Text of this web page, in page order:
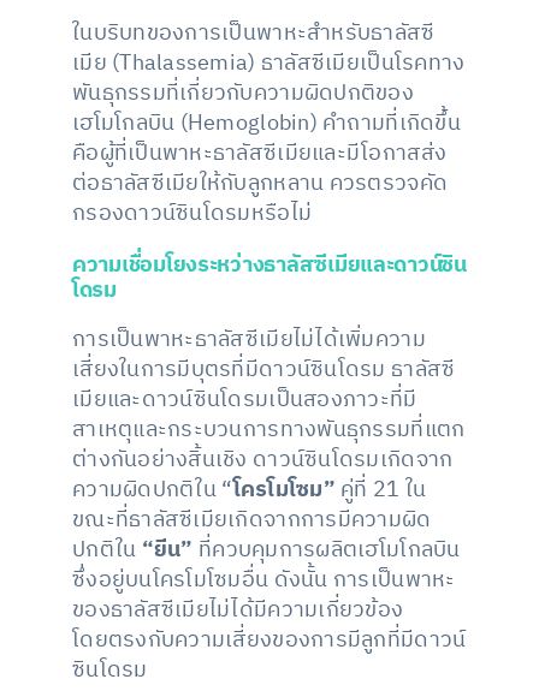
ในบริบทของการเป็นพาหะสำหรับธาลัสซี
เมีย (Thalassemia) ธาลัสซีเมียเป็นโรคทาง
พันธุกรรมที่เกี่ยวกับความผิดปกติของ
เฮโมโกลบิน (Hemoglobin) คำถามที่เกิดขึ้น
คือผู้ที่เป็นพาหะธาลัสซีเมียและมีโอกาสส่ง
ต่อธาลัสซีเมียให้กับลูกหลาน ควรตรวจคัด
กรองดาวน์ซินโดรมหรือไม่
ความเชื่อมโยงระหว่างธาลัสซีเมียและดาวน์ซิน
โดรม
การเป็นพาหะธาลัสซีเมียไม่ได้เพิ่มความ
เสี่ยงในการมีบุตรที่มีดาวน์ซินโดรม ธาลัสซี
เมียและดาวน์ซินโดรมเป็นสองภาวะที่มี
สาเหตุและกระบวนการทางพันธุกรรมที่แตก
ต่างกันอย่างสิ้นเชิง ดาวน์ซินโดรมเกิดจาก
ความผิดปกติใน “โครโมโซม” คู่ที่ 21 ใน
ขณะที่ธาลัสซีเมียเกิดจากการมีความผิด
ปกติใน “ยีน” ที่ควบคุมการผลิตเฮโมโกลบิน
ซึ่งอยู่บนโครโมโซมอื่น ดังนั้น การเป็นพาหะ
ของธาลัสซีเมียไม่ได้มีความเกี่ยวข้อง
โดยตรงกับความเสี่ยงของการมีลูกที่มีดาวน์
ซินโดรม